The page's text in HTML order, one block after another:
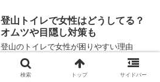
算内の代替案を詳しく解説。ポチ袋の作
法も確認して、自信を持って新年を迎え
ましょう。
登山トイレで女性はどうしてる？
オムツや目隠し対策も
登山のトイレで女性が困りやすい理由
や、携帯トイレ・目隠し・オムツなどの
対策を解説。登山のトイレで女性が安心
して行動するための準備がわかります。
検索 トップ サイドバー